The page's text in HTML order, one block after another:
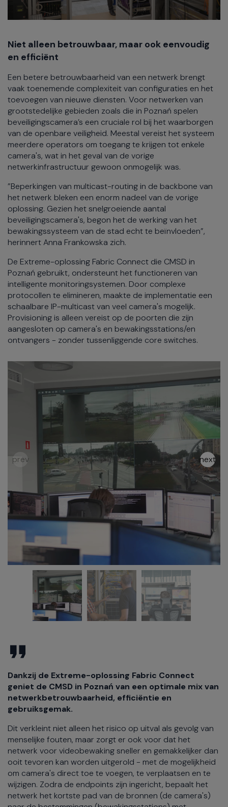
Niet alleen betrouwbaar, maar ook eenvoudig
en efficiënt
Een betere betrouwbaarheid van een netwerk brengt
vaak toenemende complexiteit van configuraties en het
toevoegen van nieuwe diensten. Voor netwerken van
grootstedelijke gebieden zoals die in Poznań spelen
beveiligingscamera’s een cruciale rol bij het waarborgen
van de openbare veiligheid. Meestal vereist het systeem
meerdere operators om toegang te krijgen tot enkele
camera's, wat in het geval van de vorige
netwerkinfrastructuur gewoon onmogelijk was.
”Beperkingen van multicast-routing in de backbone van
het netwerk bleken een enorm nadeel van de vorige
oplossing. Gezien het snelgroeiende aantal
beveiligingscamera's, begon het de werking van het
bewakingssysteem van de stad echt te beïnvloeden”,
herinnert Anna Frankowska zich.
De Extreme-oplossing Fabric Connect die CMSD in
Poznań gebruikt, ondersteunt het functioneren van
intelligente monitoringsystemen. Door complexe
protocollen te elimineren, maakte de implementatie een
schaalbare IP-multicast van veel camera's mogelijk.
Provisioning is alleen vereist op de poorten die zijn
aangesloten op camera's en bewakingsstations/en
ontvangers - zonder tussenliggende core switches.
Dankzij de Extreme-oplossing Fabric Connect
geniet de CMSD in Poznań van een optimale mix van
netwerkbetrouwbaarheid, efficiëntie en
gebruiksgemak.
Dit verkleint niet alleen het risico op uitval als gevolg van
menselijke fouten, maar zorgt er ook voor dat het
netwerk voor videobewaking sneller en gemakkelijker dan
ooit tevoren kan worden uitgerold - met de mogelijkheid
om camera's direct toe te voegen, te verplaatsen en te
wijzigen. Zodra de endpoints zijn ingericht, bepaalt het
netwerk het kortste pad van de bronnen (de camera's)